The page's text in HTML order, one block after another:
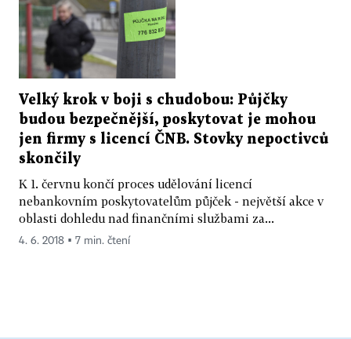
Velký krok v boji s chudobou: Půjčky
budou bezpečnější, poskytovat je mohou
jen firmy s licencí ČNB. Stovky nepoctivců
skončily
K 1. červnu končí proces udělování licencí
nebankovním poskytovatelům půjček - největší akce v
oblasti dohledu nad finančními službami za...
4. 6. 2018 ▪ 7 min. čtení